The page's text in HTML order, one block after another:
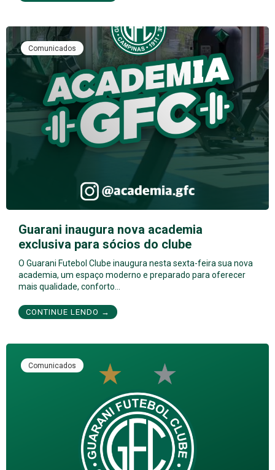
Comunicados
Guarani inaugura nova academia
exclusiva para sócios do clube
O Guarani Futebol Clube inaugura nesta sexta-feira sua nova
academia, um espaço moderno e preparado para oferecer
mais qualidade, conforto…
CONTINUE LENDO →
Comunicados